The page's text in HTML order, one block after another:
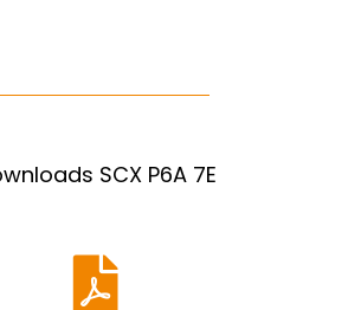
SCX P6A 7E